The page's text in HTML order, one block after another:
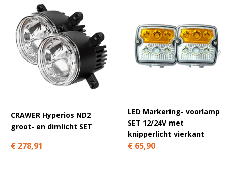
CRAWER Hyperios ND2
groot- en dimlicht SET
€ 278,91
LED Markering- voorlamp
SET 12/24V met
knipperlicht vierkant
€ 65,90
A
l
t
e
i
v
e